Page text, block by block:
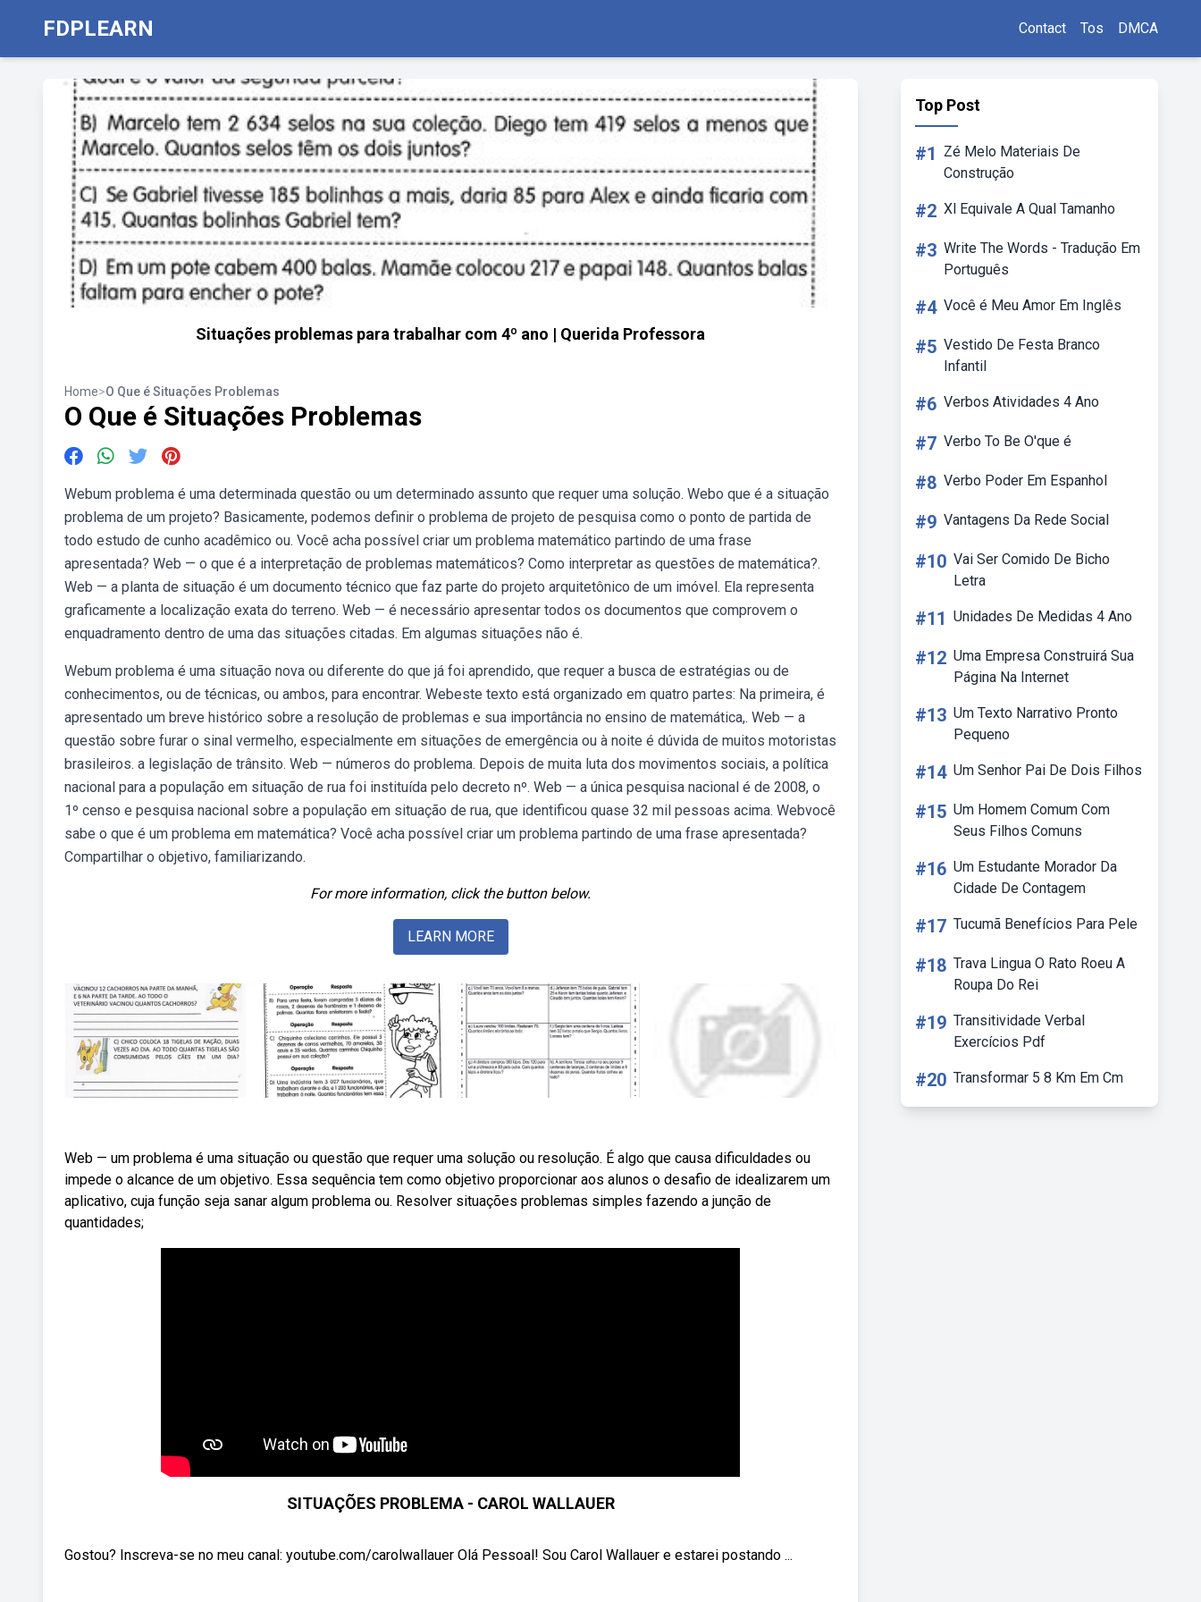
FDPLEARN Contact Tos DMCA
Situações problemas para trabalhar com 4º ano | Querida Professora
Home>O Que é Situações Problemas
O Que é Situações Problemas
Webum problema é uma determinada questão ou um determinado assunto que requer uma solução. Webo que é a situação
problema de um projeto? Basicamente, podemos definir o problema de projeto de pesquisa como o ponto de partida de
todo estudo de cunho acadêmico ou. Você acha possível criar um problema matemático partindo de uma frase
apresentada? Web — o que é a interpretação de problemas matemáticos? Como interpretar as questões de matemática?.
Web — a planta de situação é um documento técnico que faz parte do projeto arquitetônico de um imóvel. Ela representa
graficamente a localização exata do terreno. Web — é necessário apresentar todos os documentos que comprovem o
enquadramento dentro de uma das situações citadas. Em algumas situações não é.
Webum problema é uma situação nova ou diferente do que já foi aprendido, que requer a busca de estratégias ou de
conhecimentos, ou de técnicas, ou ambos, para encontrar. Webeste texto está organizado em quatro partes: Na primeira, é
apresentado um breve histórico sobre a resolução de problemas e sua importância no ensino de matemática,. Web — a
questão sobre furar o sinal vermelho, especialmente em situações de emergência ou à noite é dúvida de muitos motoristas
brasileiros. a legislação de trânsito. Web — números do problema. Depois de muita luta dos movimentos sociais, a política
nacional para a população em situação de rua foi instituída pelo decreto nº. Web — a única pesquisa nacional é de 2008, o
1º censo e pesquisa nacional sobre a população em situação de rua, que identificou quase 32 mil pessoas acima. Webvocê
sabe o que é um problema em matemática? Você acha possível criar um problema partindo de uma frase apresentada?
Compartilhar o objetivo, familiarizando.
For more information, click the button below.
LEARN MORE
Web — um problema é uma situação ou questão que requer uma solução ou resolução. É algo que causa dificuldades ou
impede o alcance de um objetivo. Essa sequência tem como objetivo proporcionar aos alunos o desafio de idealizarem um
aplicativo, cuja função seja sanar algum problema ou. Resolver situações problemas simples fazendo a junção de
quantidades;
SITUAÇÕES PROBLEMA - CAROL WALLAUER
Gostou? Inscreva-se no meu canal: youtube.com/carolwallauer Olá Pessoal! Sou Carol Wallauer e estarei postando ...
Top Post
#1
Zé Melo Materiais De
Construção
#2 Xl Equivale A Qual Tamanho
#3 Write The Words - Tradução Em
Português
#4 Você é Meu Amor Em Inglês
#5 Vestido De Festa Branco
Infantil
#6 Verbos Atividades 4 Ano
#7 Verbo To Be O'que é
#8 Verbo Poder Em Espanhol
#9 Vantagens Da Rede Social
#10 Vai Ser Comido De Bicho
Letra
#11 Unidades De Medidas 4 Ano
#12 Uma Empresa Construirá Sua
Página Na Internet
#13 Um Texto Narrativo Pronto
Pequeno
#14 Um Senhor Pai De Dois Filhos
#15 Um Homem Comum Com
Seus Filhos Comuns
#16 Um Estudante Morador Da
Cidade De Contagem
#17 Tucumã Benefícios Para Pele
#18 Trava Lingua O Rato Roeu A
Roupa Do Rei
#19 Transitividade Verbal
Exercícios Pdf
#20 Transformar 5 8 Km Em Cm